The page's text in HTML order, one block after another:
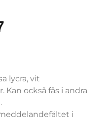
lycra, vit
Kan också fås i andra
i